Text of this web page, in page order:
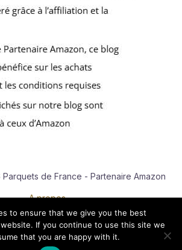
de France - Partenaire Amazon
A propos
Contact
Mentions légales
de confidentialité
to ensure that we give you the best
If you continue to use this site we
that you are happy with it.